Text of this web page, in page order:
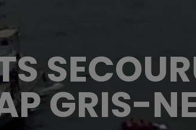
GRIS-